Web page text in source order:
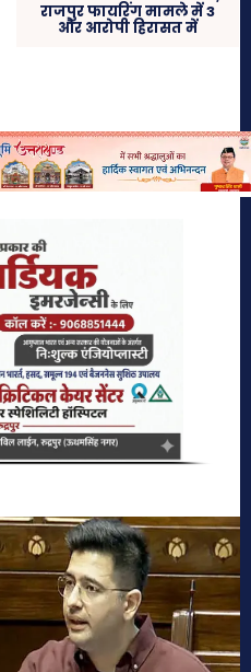
राजपुर फायरिंग मामले में 3
और आरोपी हिरासत में